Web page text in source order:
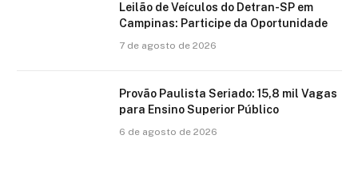
Leilão de Veículos do Detran-SP em
Campinas: Participe da Oportunidade
7 de agosto de 2026
Provão Paulista Seriado: 15,8 mil Vagas
para Ensino Superior Público
6 de agosto de 2026